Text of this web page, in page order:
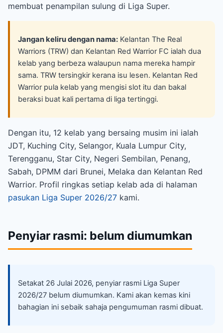
membuat penampilan sulung di Liga Super.
Jangan keliru dengan nama: Kelantan The Real
Warriors (TRW) dan Kelantan Red Warrior FC ialah dua
kelab yang berbeza walaupun nama mereka hampir
sama. TRW tersingkir kerana isu lesen. Kelantan Red
Warrior pula kelab yang mengisi slot itu dan bakal
beraksi buat kali pertama di liga tertinggi.
Dengan itu, 12 kelab yang bersaing musim ini ialah
JDT, Kuching City, Selangor, Kuala Lumpur City,
Terengganu, Star City, Negeri Sembilan, Penang,
Sabah, DPMM dari Brunei, Melaka dan Kelantan Red
Warrior. Profil ringkas setiap kelab ada di halaman
pasukan Liga Super 2026/27 kami.
Penyiar rasmi: belum diumumkan
Setakat 26 Julai 2026, penyiar rasmi Liga Super
2026/27 belum diumumkan. Kami akan kemas kini
bahagian ini sebaik sahaja pengumuman rasmi dibuat.